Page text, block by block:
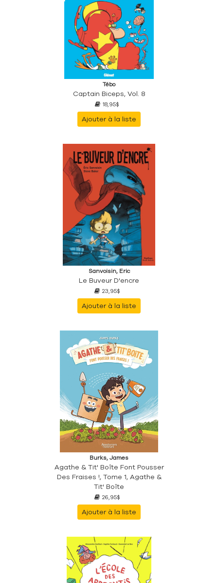
Tébo
Captain Biceps, Vol. 8
18,95$
Ajouter à la liste
Sanvoisin, Eric
Le Buveur D'encre
23,95$
Ajouter à la liste
Burks, James
Agathe & Tit' Boîte Font Pousser
Des Fraises !, Tome 1, Agathe &
Tit' Boîte
26,95$
Ajouter à la liste